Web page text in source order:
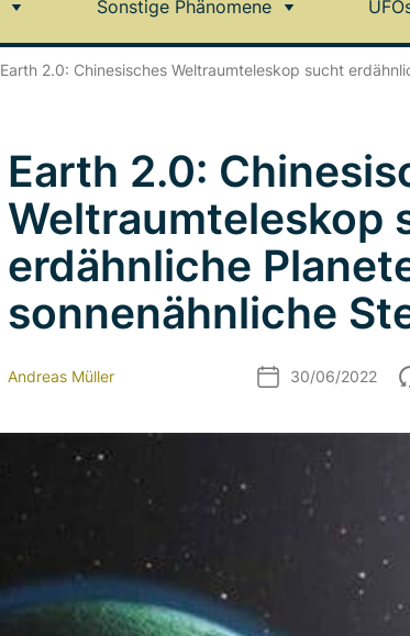
Sonstige Phänomene
Earth 2.0: Chinesisches Weltraumteleskop sucht
Earth 2.0:
Weltraumteleskop
erdähnliche
sonnenähnliche
Andreas Müller 30/06/2022